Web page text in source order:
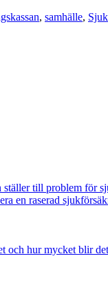
, samhälle,
ställer till problem för
en raserad
och hur mycket blir